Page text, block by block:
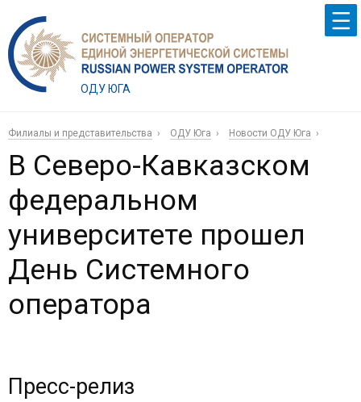
ОДУ ЮГА
Филиалы и представительства ОДУ Юга Новости ОДУ Юга
В Северо-Кавказском
федеральном
университете прошел
День Системного
оператора
Пресс-релиз